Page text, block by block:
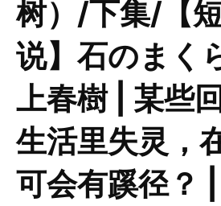
树）/下集/【
说】石のまく
上春樹 | 某些
生活里失灵，
可会有蹊径？